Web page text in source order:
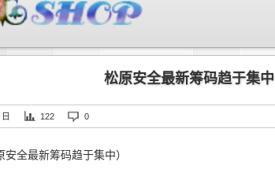
松原安全最新筹码趋于集中
122 0
安全最新筹码趋于集中）